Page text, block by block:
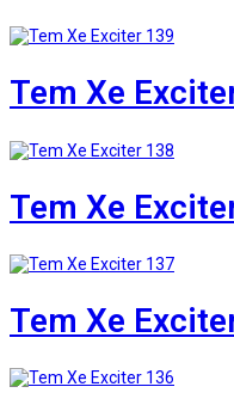
Tem Xe
Tem Xe
Tem Xe